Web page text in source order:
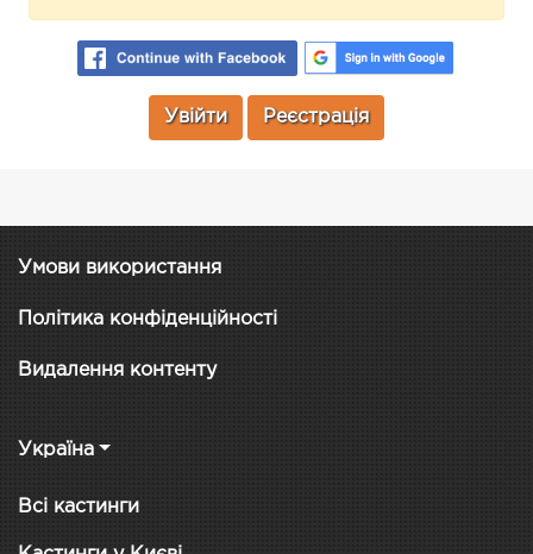
Увійти Реєстрація
Умови використання
Політика конфіденційності
Видалення контенту
Україна
Всі кастинги